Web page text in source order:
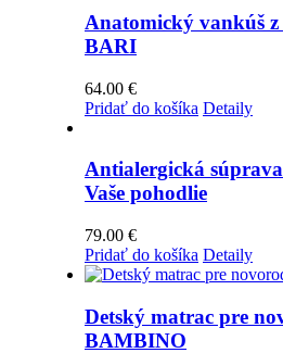
Anatomický vankúš
BARI
64.00 €
Pridať do košíka Detaily
Antialergická
Vaše pohodlie
79.00 €
Pridať do košíka Detaily
Detský matrac pre
BAMBINO